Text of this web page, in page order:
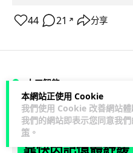
本網站正使用 Cookie
我們使用 Cookie 改善網站
我們的網站即表示您同意我
策 。
44 21 ↗ 分享
人工智能
Lawton 23 小時
靠快閃記憶體紓